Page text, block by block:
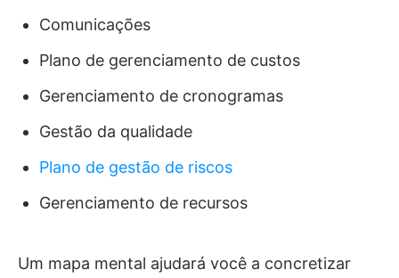
Comunicações
Plano de gerenciamento de custos
Gerenciamento de cronogramas
Gestão da qualidade
Plano de gestão de riscos
Gerenciamento de recursos
Um mapa mental ajudará você a concretizar